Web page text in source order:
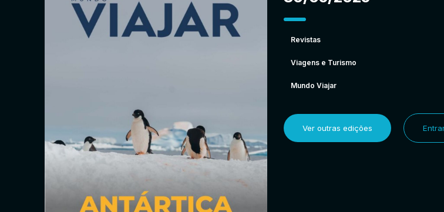
Revistas
Viagens e Turismo
Mundo Viajar
Ver outras edições